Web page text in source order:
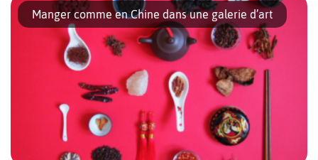
dans tous les Kebabs de Berlin ? Ce mets, très ancien, vient de
la cuisine byzantine et existerait même depuis le Moyen Âge. […]
Manger comme en Chine dans une galerie d’art